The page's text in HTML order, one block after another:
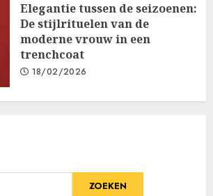
Elegantie tussen de seizoenen:
De stijlrituelen van de
moderne vrouw in een
trenchcoat
18/02/2026
ZOEKEN